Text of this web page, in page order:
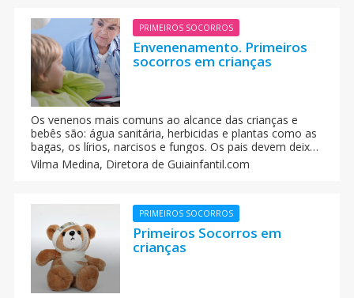
PRIMEIROS SOCORROS
Envenenamento. Primeiros
socorros em crianças
Os venenos mais comuns ao alcance das crianças e
bebês são: água sanitária, herbicidas e plantas como as
bagas, os lírios, narcisos e fungos. Os pais devem deixar
os produtos químicos e remédios nos seus recipientes
originais e sempre fora do alcance das crianças.
Vilma Medina, Diretora de Guiainfantil.com
PRIMEIROS SOCORROS
Primeiros Socorros em
crianças